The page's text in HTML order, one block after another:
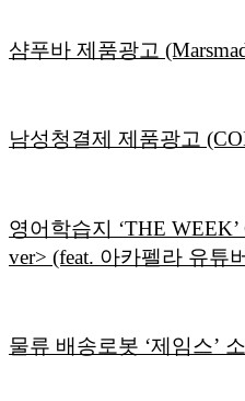
샴푸바 제품광고
남성청결제 제품광고
영어학습지 ‘THE
ver> (feat. 아카펠라 유튜
물류 배송로봇 ‘제임스’